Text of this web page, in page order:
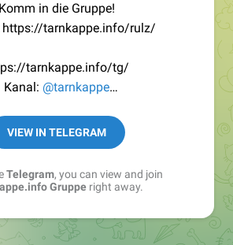
Komm in die Gruppe!
https://tarnkappe.info/rulz/
tarnkappe.info/tg/
Kanal: @tarnkappe
of:@bestoftarnkappe
t.me/+WSW5F1VcmhliMjk6
VIEW IN TELEGRAM
Telegram, you can view and join
Grupperight away.